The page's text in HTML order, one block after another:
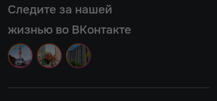
Следите за нашей
жизнью во ВКонтакте